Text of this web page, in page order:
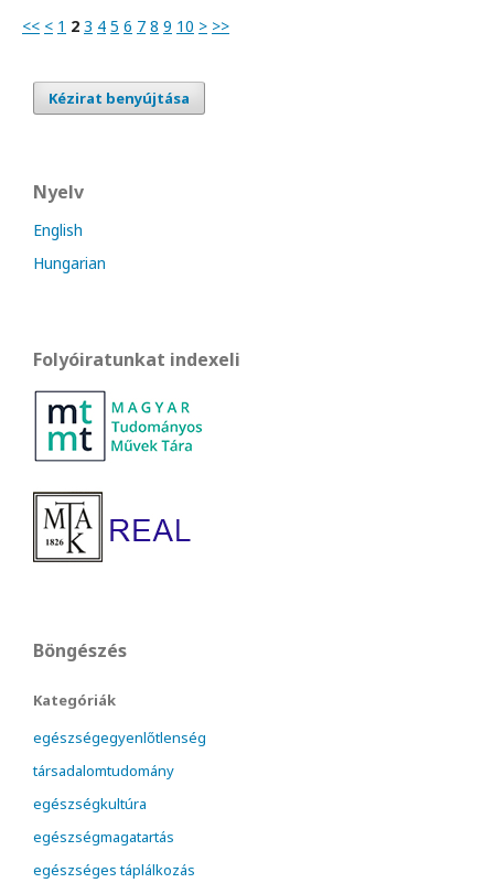
<< < 1 2 3 4 5 6 7 8 9 10 > >>
Kézirat benyújtása
Nyelv
English
Hungarian
Folyóiratunkat indexeli
Böngészés
Kategóriák
egészségegyenlőtlenség
társadalomtudomány
egészségkultúra
egészségmagatartás
egészséges táplálkozás